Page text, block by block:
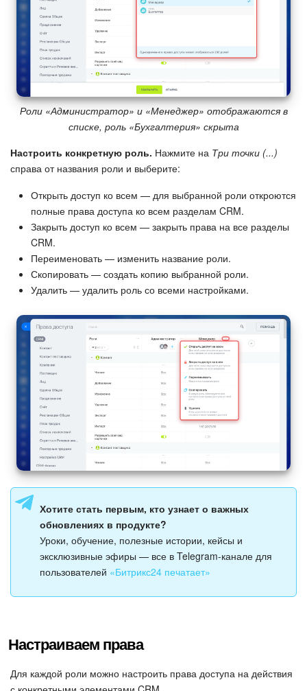
Роли «Администратор» и «Менеджер» отображаются в
списке, роль «Бухгалтерия» скрыта
Настроить конкретную роль. Нажмите на Три точки (...)
справа от названия роли и выберите:
Открыть доступ ко всем — для выбранной роли откроются
полные права доступа ко всем разделам CRM.
Закрыть доступ ко всем — закрыть права на все разделы
CRM.
Переименовать — изменить название роли.
Скопировать — создать копию выбранной роли.
Удалить — удалить роль со всеми настройками.
Хотите стать первым, кто узнает о важных
обновлениях в продукте?
Уроки, обучение, полезные истории, кейсы и
эксклюзивные эфиры — все в Telegram-канале для
пользователей «Битрикс24 печатает»
Настраиваем права
Для каждой роли можно настроить права доступа на действия